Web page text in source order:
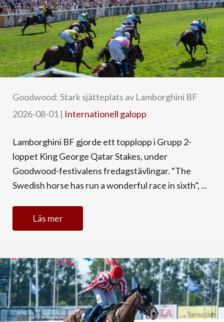
Goodwood: Stark sjätteplats av Lamborghini BF
2026-08-01 | Internationell galopp
Lamborghini BF gjorde ett topplopp i Grupp 2-
loppet King George Qatar Stakes, under
Goodwood-festivalens fredagstävlingar. “The
Swedish horse has run a wonderful race in sixth”, ...
Läs mer